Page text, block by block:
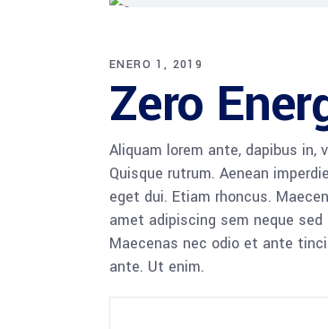
ENERO 1, 2019
Zero
Aliquam lorem ante, dapibus
Quisque rutrum. Aenean
eget dui. Etiam rhoncus.
amet adipiscing sem neque
Maecenas nec odio et ante
ante. Ut enim.